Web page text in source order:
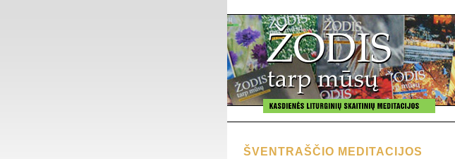
ŠVENTRAŠČIO MEDITACIJOS